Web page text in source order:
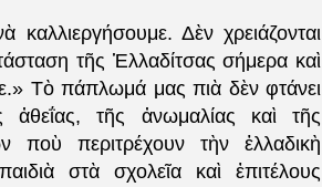
Δὲν χρειάζονται
τῆς Ἑλλαδίτσας σήμερα καὶ
Τὸ πάπλωμά μας πιὰ δὲν φτάνει
τῆς ἀνωμαλίας καὶ τῆς
ποὺ περιτρέχουν τὴν ἑλλαδικὴ
στὰ σχολεῖα καὶ ἐπιτέλους